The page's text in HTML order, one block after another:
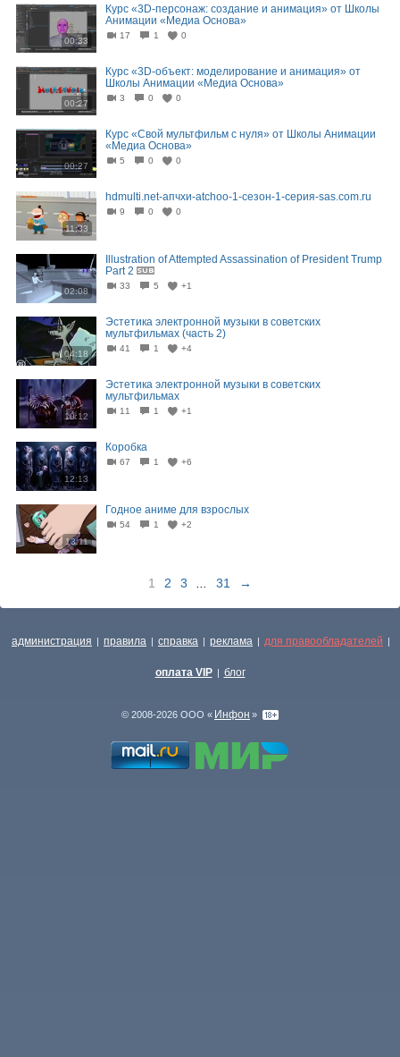
00:33
Курс «3D-персонаж: создание и анимация» от Школы
Анимации «Медиа Основа»
17 1 0
00:27
Курс «3D-объект: моделирование и анимация» от
Школы Анимации «Медиа Основа»
3 0 0
00:27
Курс «Свой мультфильм с нуля» от Школы Анимации
«Медиа Основа»
5 0 0
11:33
hdmulti.net-апчхи-atchoo-1-сезон-1-серия-sas.com.ru
9 0 0
02:08
Illustration of Attempted Assassination of President Trump
Part 2
33 5 +1
04:18
Эстетика электронной музыки в советских
мультфильмах (часть 2)
41 1 +4
10:12
Эстетика электронной музыки в советских
мультфильмах
11 1 +1
12:13
Коробка
67 1 +6
13:11
Годное аниме для взрослых
54 1 +2
1 2 3 31 →
администрация | правила | справка | реклама | для правообладателей |
оплата VIP | блог
© 2008-2026 ООО « Инфон »